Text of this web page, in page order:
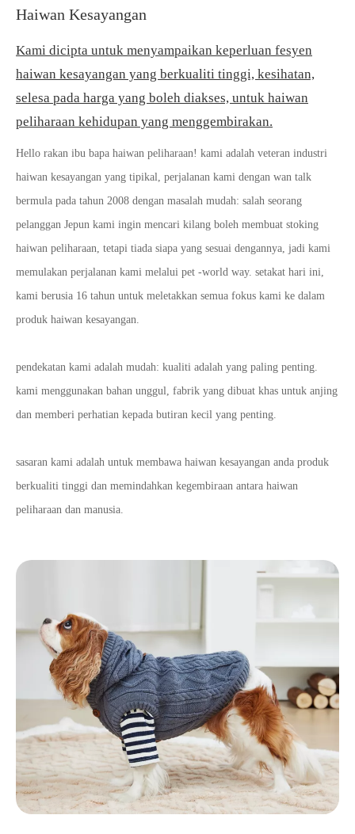
Haiwan Kesayangan
Kami dicipta untuk menyampaikan keperluan fesyen
haiwan kesayangan yang berkualiti tinggi, kesihatan,
selesa pada harga yang boleh diakses, untuk haiwan
peliharaan kehidupan yang menggembirakan.
Hello rakan ibu bapa haiwan peliharaan! kami adalah veteran industri
haiwan kesayangan yang tipikal, perjalanan kami dengan wan talk
bermula pada tahun 2008 dengan masalah mudah: salah seorang
pelanggan Jepun kami ingin mencari kilang boleh membuat stoking
haiwan peliharaan, tetapi tiada siapa yang sesuai dengannya, jadi kami
memulakan perjalanan kami melalui pet -world way. setakat hari ini,
kami berusia 16 tahun untuk meletakkan semua fokus kami ke dalam
produk haiwan kesayangan.
pendekatan kami adalah mudah: kualiti adalah yang paling penting.
kami menggunakan bahan unggul, fabrik yang dibuat khas untuk anjing
dan memberi perhatian kepada butiran kecil yang penting.
sasaran kami adalah untuk membawa haiwan kesayangan anda produk
berkualiti tinggi dan memindahkan kegembiraan antara haiwan
peliharaan dan manusia.